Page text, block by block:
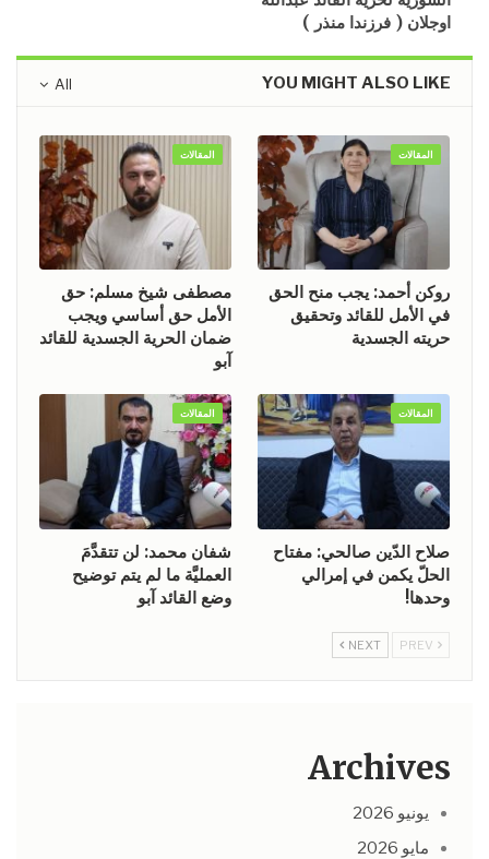
اوجلان ( فرزندا منذر )
All YOU MIGHT ALSO LIKE
المقالات
روكن أحمد: يجب منح الحق
في الأمل للقائد وتحقيق
حريته الجسدية
المقالات
مصطفى شيخ مسلم: حق
الأمل حق أساسي ويجب
ضمان الحرية الجسدية للقائد
آبو
المقالات
صلاح الدّين صالحي: مفتاح
الحلّ يكمن في إمرالي
وحدها!
المقالات
شفان محمد: لن تتقدَّمَ
العمليَّة ما لم يتم توضيح
وضع القائد آبو
NEXT
Archives
يونيو 2026
مايو 2026